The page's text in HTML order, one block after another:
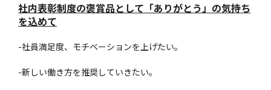
社内表彰制度の褒賞品として「ありがとう」の気持ち
を込めて
-社員満足度、モチベーションを上げたい。
-新しい働き方を推奨していきたい。